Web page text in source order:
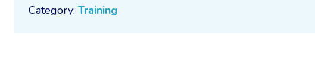
Category: Training